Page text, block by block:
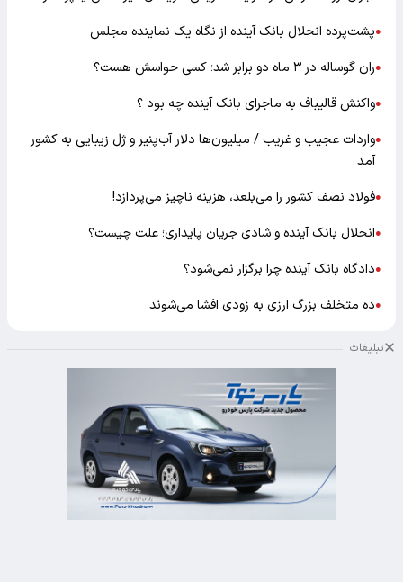
●پشت‌پرده انحلال بانک آینده از نگاه یک نماینده مجلس
●ران گوساله در ۳ ماه دو برابر شد؛ کسی حواسش هست؟
●واکنش قالیباف به ماجرای بانک آینده چه بود ؟
●واردات عجیب و غریب / میلیون‌ها دلار آب‌پنیر و ژل زیبایی به کشور
آمد
●فولاد نصف کشور را می‌بلعد، هزینه ناچیز می‌پردازد!
●انحلال بانک آینده و شادی جریان پایداری؛ علت چیست؟
●دادگاه بانک آینده چرا برگزار نمی‌شود؟
●ده متخلف بزرگ ارزی به زودی افشا می‌شوند
تبلیغات